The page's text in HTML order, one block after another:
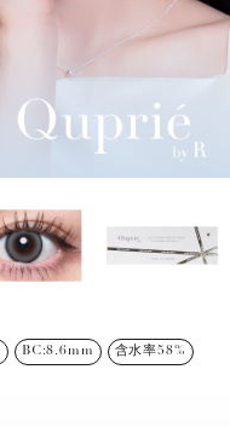
BC:8.6mm 含水率58%